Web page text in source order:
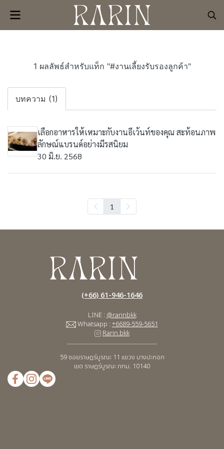
1 ผลลัพธ์สำหรับแท็ก "#งานเลี้ยงรับรองลูกค้า"
บทความ (1)
เลือกอาหารให้เหมาะกับงานอีเว้นท์ของคุณ สะท้อนภาพ
ลักษณ์แบรนด์อย่างมีรสนิยม
30 มิ.ย. 2568
1
(+66) 61-946-1646
LINE :@rarinbkk
Whatsapp :+6689-559-5651
Rarin.bkk
59 ซอยราษฎร์บูรณะ 11 แขวง บางปะกอก
เขต ราษฎร์บูรณะ กทม. 10140